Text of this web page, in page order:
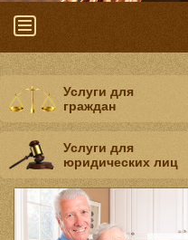
Услуги для
граждан
Услуги для
юридических лиц